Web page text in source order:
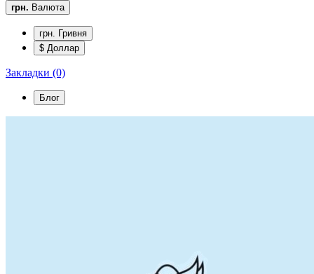
грн. Валюта
грн. Гривня
$ Доллар
Закладки (0)
Блог